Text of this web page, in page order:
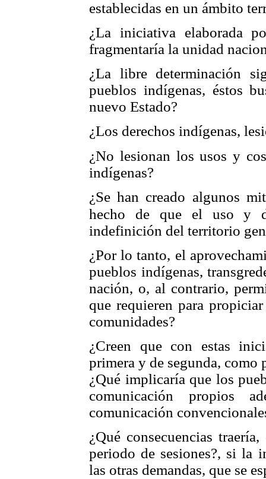
establecidas en un ámbito
¿La iniciativa elaborada
fragmentaría la unidad
¿La libre determinación
pueblos indígenas, éstos
nuevo Estado?
¿Los derechos indígenas,
¿No lesionan los usos y
indígenas?
¿Se han creado algunos
hecho de
que el uso y
indefinición del territorio
¿Por lo tanto, el
pueblos indígenas,
nación, o, al contrario,
que requieren para
comunidades?
¿Creen que con estas
primera y de segunda, como
¿Qué implicaría que los
comunicación propios
comunicación
¿Qué consecuencias
periodo de sesiones?, si la
las otras demandas, que se